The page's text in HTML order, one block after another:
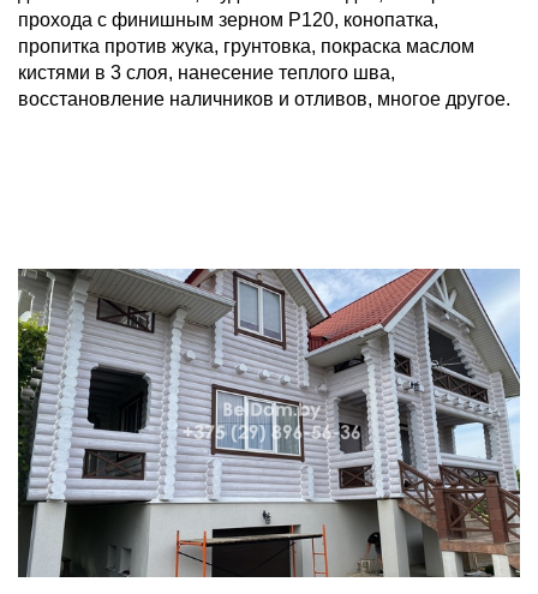
прохода с финишным зерном Р120, конопатка,
пропитка против жука, грунтовка, покраска маслом
кистями в 3 слоя, нанесение теплого шва,
восстановление наличников и отливов, многое другое.